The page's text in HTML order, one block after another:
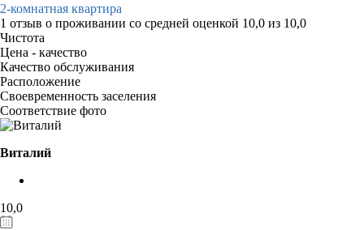
2-комнатная квартира
1 отзыв о проживании со средней оценкой 10,0 из 10,0
Чистота
Цена - качество
Качество обслуживания
Расположение
Своевременность заселения
Соответствие фото
Виталий
10,0